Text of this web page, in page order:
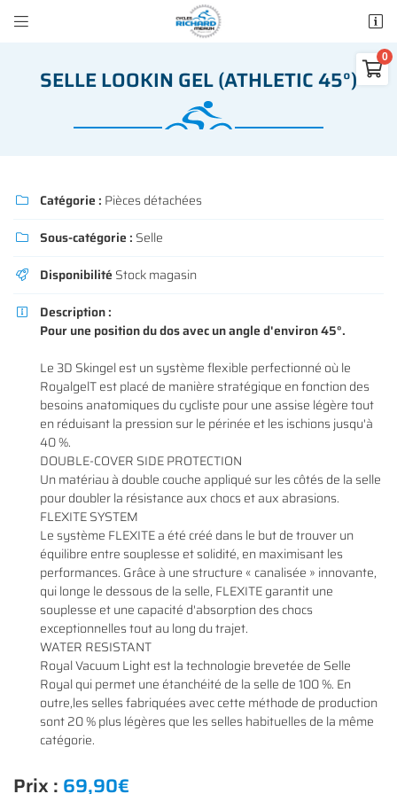
 
01 64 34 07 57

VALIDER VOTRE PANIER
 Adresse email de réception
Recopier le code ci-contre
En cochant cette case, vous consentez à recevoir nos propositions commerciales à
l'adresse email indiqué ci-dessus. Vous pouvez vous désinscrire à tout moment en
utilisantle formulaire de désinscription
INSCRIPTION
SELLE LOOKIN GEL (ATHLETIC 45°)
 Catégorie : Pièces détachées
 Sous-catégorie : Selle
 Disponibilité Stock magasin

Description :
Pour une position du dos avec un angle d'environ 45°.
Le 3D Skingel est un système flexible perfectionné où le
RoyalgelT est placé de manière stratégique en fonction des
besoins anatomiques du cycliste pour une assise légère tout
en réduisant la pression sur le périnée et les ischions jusqu'à
40 %.
DOUBLE-COVER SIDE PROTECTION
Un matériau à double couche appliqué sur les côtés de la selle
pour doubler la résistance aux chocs et aux abrasions.
FLEXITE SYSTEM
Le système FLEXITE a été créé dans le but de trouver un
équilibre entre souplesse et solidité, en maximisant les
performances. Grâce à une structure « canalisée » innovante,
qui longe le dessous de la selle, FLEXITE garantit une
souplesse et une capacité d'absorption des chocs
exceptionnelles tout au long du trajet.
WATER RESISTANT
Royal Vacuum Light est la technologie brevetée de Selle
Royal qui permet une étanchéité de la selle de 100 %. En
outre,les selles fabriquées avec cette méthode de production
sont 20 % plus légères que les selles habituelles de la même
catégorie.
Prix : 69,90€